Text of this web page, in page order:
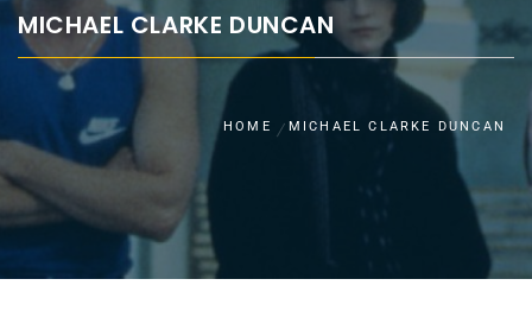
MICHAEL CLARKE DUNCAN
HOME MICHAEL CLARKE DUNCAN